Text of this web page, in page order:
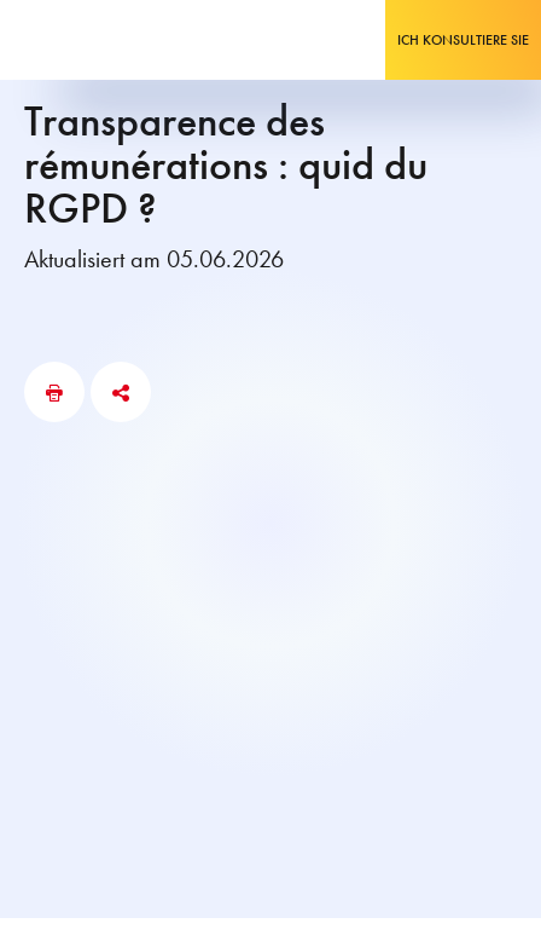
ICH KONSULTIERE SIE
Transparence des
rémunérations : quid du
RGPD ?
Aktualisiert am 05.06.2026